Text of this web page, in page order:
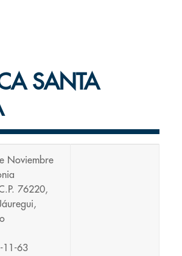
SANTA
Noviembre
76220,
11-63